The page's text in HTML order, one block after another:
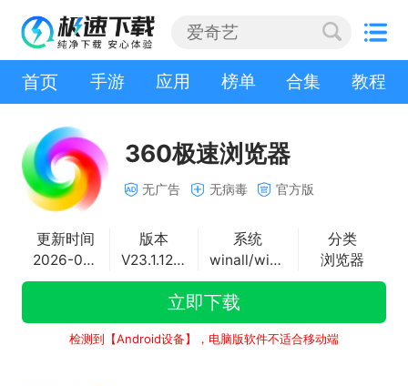
首页 手游 应用 榜单 合集 教程
360极速浏览器
无广告 无病毒 官方版
更新时间
2026-06-29
版本
V23.1.1244.64
系统
winall/win7/win10/win11
分类
浏览器
立即下载
检测到【Android设备】，电脑版软件不适合移动端